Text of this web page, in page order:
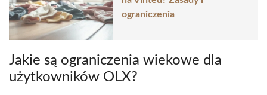
ograniczenia
Jakie są ograniczenia wiekowe dla
użytkowników OLX?